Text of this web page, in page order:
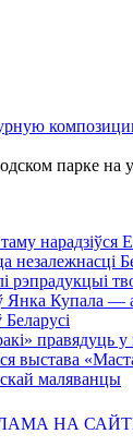
парке на
незалежнасці
рэпрадукцыі
Янка Купала —
правядуць у
выстава
маляванцы
НА